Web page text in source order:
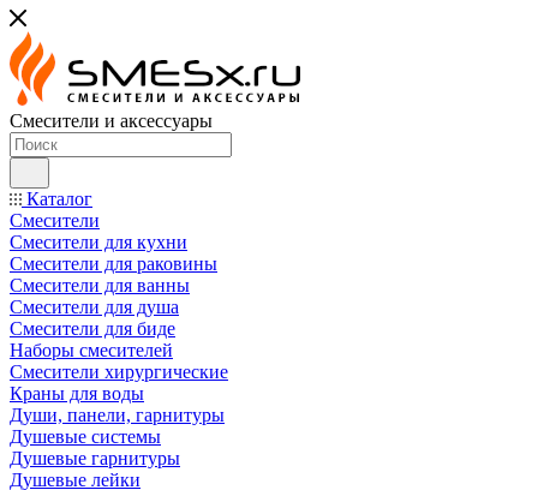
Смесители и аксессуары
Каталог
Смесители
Смесители для кухни
Смесители для раковины
Смесители для ванны
Смесители для душа
Смесители для биде
Наборы смесителей
Смесители хирургические
Краны для воды
Души, панели, гарнитуры
Душевые системы
Душевые гарнитуры
Душевые лейки